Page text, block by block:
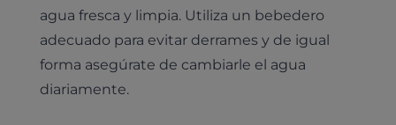
agua fresca y limpia. Utiliza un bebedero
adecuado para evitar derrames y de igual
forma asegúrate de cambiarle el agua
diariamente.